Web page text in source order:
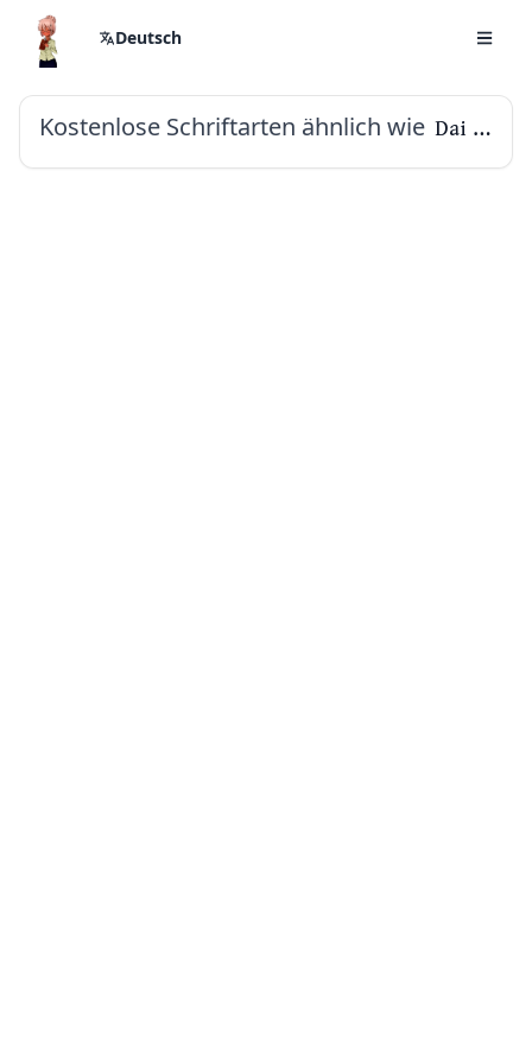
Deutsch
Kostenlose Schriftarten ähnlich wie Dai Banna SIL